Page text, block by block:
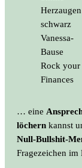
… eine
löchern kannst
Null-Bullshit-
Fragezeichen